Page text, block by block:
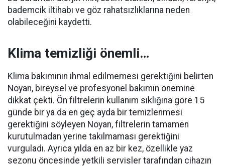
bademcik iltihabı ve göz rahatsızlıklarına neden
olabileceğini kaydetti.
Klima temizliği önemli…
Klima bakımının ihmal edilmemesi gerektiğini belirten
Noyan, bireysel ve profesyonel bakımın önemine
dikkat çekti. Ön filtrelerin kullanım sıklığına göre 15
günde bir ya da en geç ayda bir temizlenmesi
gerektiğini söyleyen Noyan, filtrelerin tamamen
kurutulmadan yerine takılmaması gerektiğini
vurguladı. Ayrıca yılda en az bir kez, özellikle yaz
sezonu öncesinde yetkili servisler tarafından cihazın